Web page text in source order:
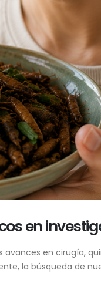
en
avances en cirugía,
la búsqueda de